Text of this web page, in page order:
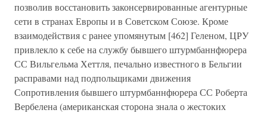
позволив восстановить законсервированные агентурные
сети в странах Европы и в Советском Союзе. Кроме
взаимодействия с ранее упомянутым [462] Геленом, ЦРУ
привлекло к себе на службу бывшего штурмбаннфюрера
СС Вильгельма Хеттля, печально известного в Бельгии
расправами над подпольщиками движения
Сопротивления бывшего штурмбаннфюрера СС Роберта
Вербелена (американская сторона знала о жестоких